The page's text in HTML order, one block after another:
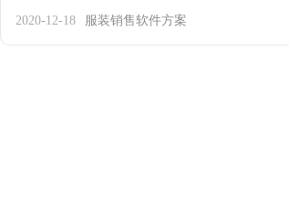
2020-12-18 服装销售软件方案